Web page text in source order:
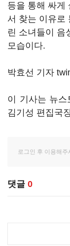
등을 통해 싸게
서 찾는 이유로
린 소녀들이 음
모습이다.
박효선 기자
이 기사는 뉴
김기성 편집국
댓글 0